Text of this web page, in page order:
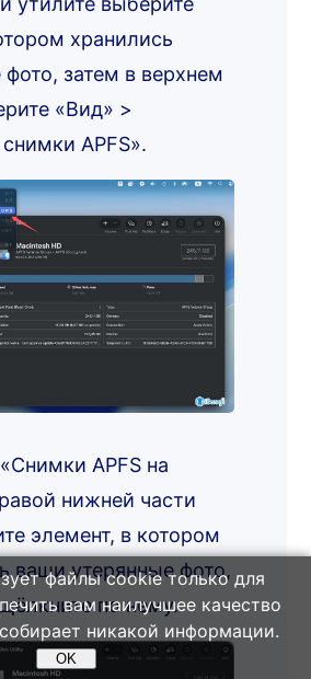
хранились
затем в верхнем
«Вид» >
APFS».
APFS на
нижней части
элемент, в котором
ваши утерянные фото,
по нему.
файлы cookie только для
вам наилучшее качество
никакой информации.
OK